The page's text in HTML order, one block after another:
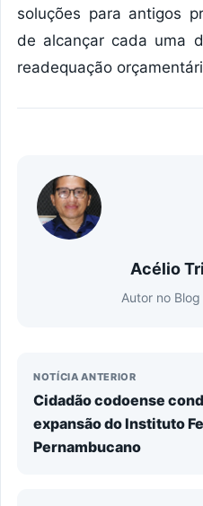
soluções para antigos
de alcançar cada uma
readequação
Acélio
Autor no
NOTÍCIA ANTERIOR
Cidadão codoense
expansão do Instituto
Pernambucano